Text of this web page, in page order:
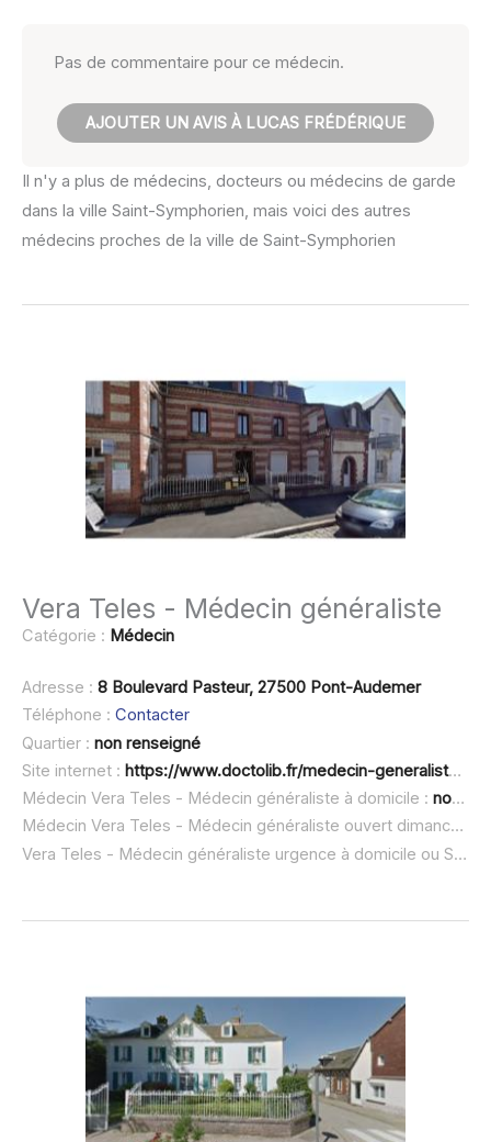
Pas de commentaire pour ce médecin.
AJOUTER UN AVIS À LUCAS FRÉDÉRIQUE
Il n'y a plus de médecins, docteurs ou médecins de garde
dans la ville Saint-Symphorien, mais voici des autres
médecins proches de la ville de Saint-Symphorien
Vera Teles - Médecin généraliste
Catégorie : Médecin
Adresse : 8 Boulevard Pasteur, 27500 Pont-Audemer
Téléphone : Contacter
Quartier : non renseigné
Site internet : https://www.doctolib.fr/medecin-generaliste/pont-audemer/vera-teles
Médecin Vera Teles - Médecin généraliste à domicile : non renseigné
Médecin Vera Teles - Médecin généraliste ouvert dimanche :
Vera Teles - Médecin généraliste urgence à domicile ou SOS médecin :